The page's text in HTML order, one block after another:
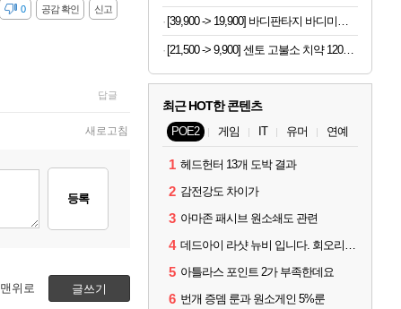
신고
공감 확인
0
답글
새로고침
등록
글쓰기
맨위로
[21,500 -> 9,900] 센토 고불소 치약 120g x 4개
최근 HOT한 콘텐츠
POE2 게임 IT 유머 연예
1 헤드헌터 13개 도박 결과
2 감전강도 차이가
3 아마존 패시브 원소쇄도 관련
4 데드아이 라샷 뉴비 입니다. 회오리사격은 왜 쓰는건가요?
5 아틀라스 포인트 2가 부족한데요
6 번개 증뎀 룬과 원소게인 5%룬